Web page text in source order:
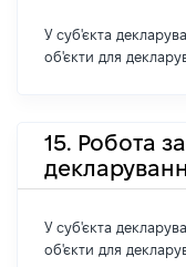
У суб'єкта
об'єкти для
15. Робота
У суб'єкта
об'єкти для